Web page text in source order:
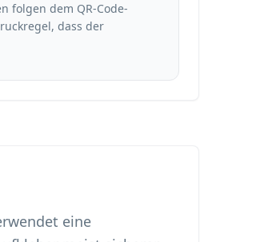
folgen dem QR-Code-
dass der
eine